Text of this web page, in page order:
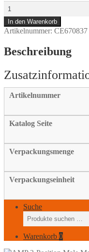
AMP
3-
Position
Male
n-
Lock
Style
Housing
White
In den Warenkorb
Artikelnummer: CE670837
Beschreibung
Artikelnummer
Katalog Seite
Verpackungsmenge
Verpackungseinheit
Suche
Suchen
nach:
Warenkorb 0